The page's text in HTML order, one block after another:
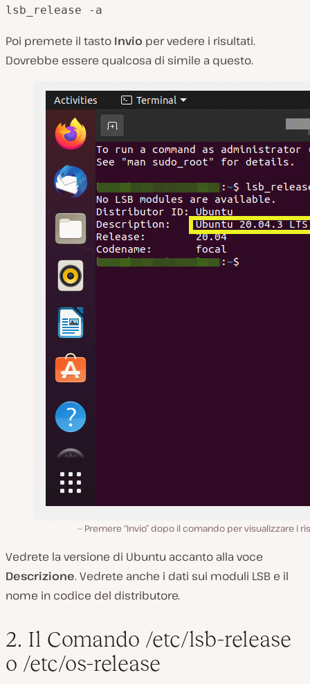
lsb_release -a
Poi premete il tasto Invio per vedere i risultati.
Dovrebbe essere qualcosa di simile a questo.
Premere “Invio” dopo il comando per visualizzare i
Vedrete la versione di Ubuntu accanto alla voce
Descrizione. Vedrete anche i dati sui moduli LSB e il
nome in codice del distributore.
2. Il Comando /etc/lsb-release
o /etc/os-release